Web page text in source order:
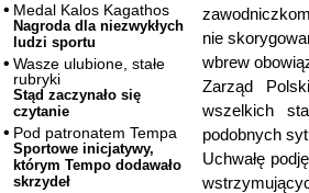
Medal Kalos Kagathos
Nagroda dla niezwykłych
ludzi sportu
Wasze ulubione, stałe
rubryki
Stąd zaczynało się
czytanie
Pod patronatem Tempa
Sportowe inicjatywy,
którym Tempo dodawało
skrzydeł
nie
wbrew
Zarząd
wszelkich
podobnych
Uchwałę